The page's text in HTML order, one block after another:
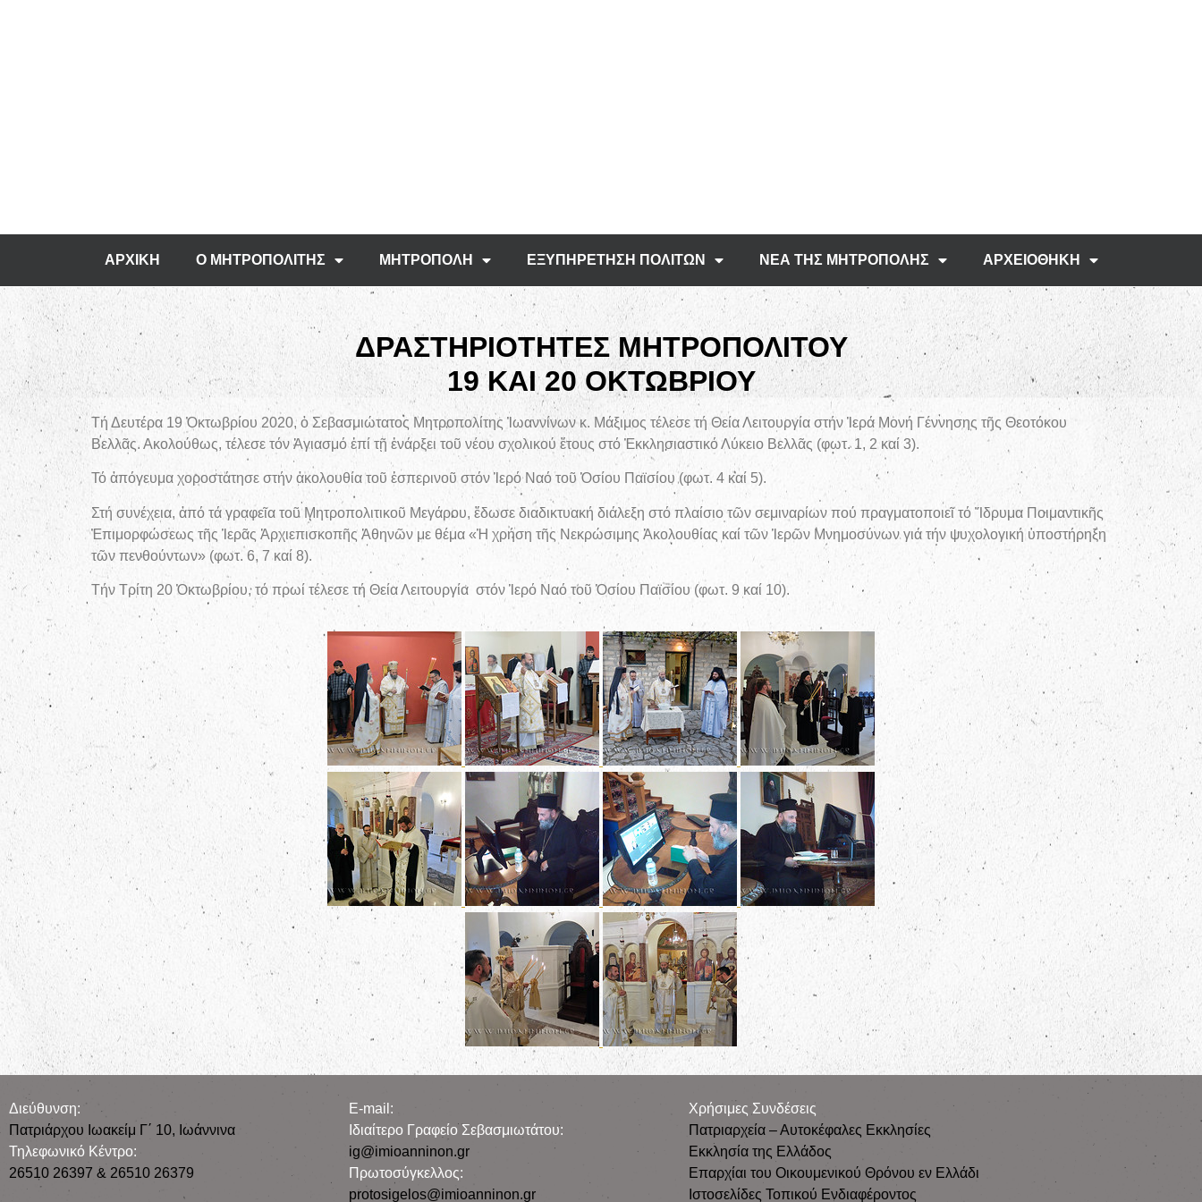
ΑΡΧΙΚΗ Ο ΜΗΤΡΟΠΟΛΙΤΗΣ ΜΗΤΡΟΠΟΛΗ ΕΞΥΠΗΡΕΤΗΣΗ ΠΟΛΙΤΩΝ ΝΕΑ ΤΗΣ ΜΗΤΡΟΠΟΛΗΣ ΑΡΧΕΙΟΘΗΚΗ
ΔΡΑΣΤΗΡΙΟΤΗΤΕΣ ΜΗΤΡΟΠΟΛΙΤΟΥ
19 ΚΑΙ 20 ΟΚΤΩΒΡΙΟΥ
Τή Δευτέρα 19 Ὀκτωβρίου 2020, ὁ Σεβασμιώτατος Μητροπολίτης Ἰωαννίνων κ. Μάξιμος τέλεσε τή Θεία Λειτουργία στήν Ἱερά Μονή Γέννησης τῆς Θεοτόκου
Βελλᾶς. Ακολούθως, τέλεσε τόν Ἁγιασμό ἐπί τῇ ἐνάρξει τοῦ νέου σχολικού ἔτους στό Ἐκκλησιαστικό Λύκειο Βελλᾶς (φωτ. 1, 2 καί 3).
Τό ἀπόγευμα χοροστάτησε στήν ἀκολουθία τοῦ ἑσπερινοῦ στόν Ἱερό Ναό τοῦ Ὁσίου Παϊσίου (φωτ. 4 καί 5).
Στή συνέχεια, ἀπό τά γραφεῖα τοῦ Μητροπολιτικοῦ Μεγάρου, ἔδωσε διαδικτυακή διάλεξη στό πλαίσιο τῶν σεμιναρίων πού πραγματοποιεῖ τό Ἵδρυμα Ποιμαντικῆς
Ἐπιμορφώσεως τῆς Ἱερᾶς Ἀρχιεπισκοπῆς Ἀθηνῶν με θέμα «Ἡ χρήση τῆς Νεκρώσιμης Ἀκολουθίας καί τῶν Ἱερῶν Μνημοσύνων γιά τήν ψυχολογική ὑποστήρηξη
τῶν πενθούντων» (φωτ. 6, 7 καί 8).
Τήν Τρίτη 20 Ὀκτωβρίου, τό πρωί τέλεσε τή Θεία Λειτουργία στόν Ἱερό Ναό τοῦ Ὁσίου Παϊσίου (φωτ. 9 καί 10).
Διεύθυνση:
Πατριάρχου Ιωακείμ Γ΄ 10, Iωάννινα
Τηλεφωνικό Κέντρο:
26510 26397 & 26510 26379
E-mail:
Iδιαίτερο Γραφείο Σεβασμιωτάτου:
ig@imioanninon.gr
Πρωτοσύγκελλος:
protosigelos@imioanninon.gr
Χρήσιμες Συνδέσεις
Πατριαρχεία – Αυτοκέφαλες Εκκλησίες
Εκκλησία της Ελλάδος
Επαρχίαι του Οικουμενικού Θρόνου εν Ελλάδι
Ιστοσελίδες Τοπικού Ενδιαφέροντος